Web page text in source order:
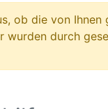
ob die von
durch